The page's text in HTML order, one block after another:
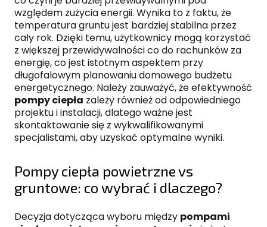
względem zużycia energii. Wynika to z faktu, że
temperatura gruntu jest bardziej stabilna przez
cały rok. Dzięki temu, użytkownicy mogą korzystać
z większej przewidywalności co do rachunków za
energię, co jest istotnym aspektem przy
długofalowym planowaniu domowego budżetu
energetycznego. Należy zauważyć, że efektywność
pompy ciepła zależy również od odpowiedniego
projektu i instalacji, dlatego ważne jest
skontaktowanie się z wykwalifikowanymi
specjalistami, aby uzyskać optymalne wyniki.
Pompy ciepła powietrzne vs
gruntowe: co wybrać i dlaczego?
Decyzja dotycząca wyboru między pompami